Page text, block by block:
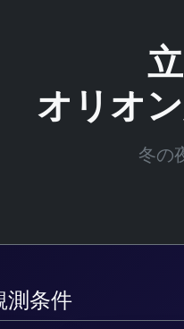
オリオ
冬の
条件